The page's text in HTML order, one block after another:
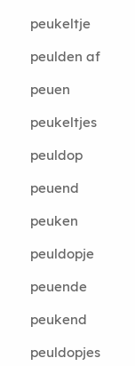
peukeltje
peulden af
peuen
peukeltjes
peuldop
peuend
peuken
peuldopje
peuende
peukend
peuldopjes